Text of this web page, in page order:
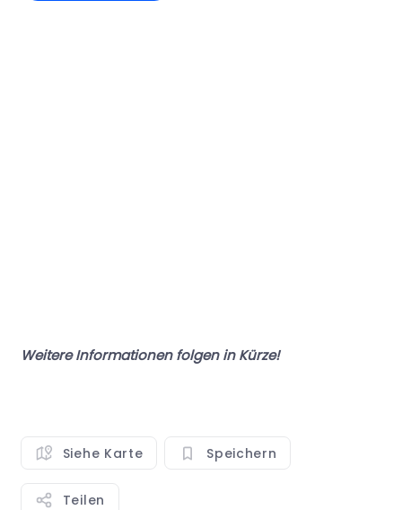
Weitere Informationen folgen in Kürze!
Siehe Karte Speichern
Teilen